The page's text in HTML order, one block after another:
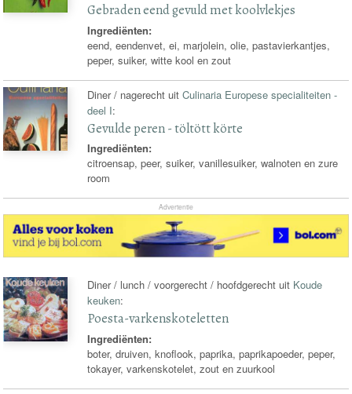
Gebraden eend gevuld met koolvlekjes
Ingrediënten:
eend, eendenvet, ei, marjolein, olie, pastavierkantjes,
peper, suiker, witte kool en zout
Diner / nagerecht uitCulinaria Europese specialiteiten -
deel I:
Gevulde peren - töltött körte
Ingrediënten:
citroensap, peer, suiker, vanillesuiker, walnoten en zure
room
Advertentie
Diner / lunch / voorgerecht / hoofdgerecht uit Koude
keuken:
Poesta-varkenskoteletten
Ingrediënten:
boter, druiven, knoflook, paprika, paprikapoeder, peper,
tokayer, varkenskotelet, zout en zuurkool